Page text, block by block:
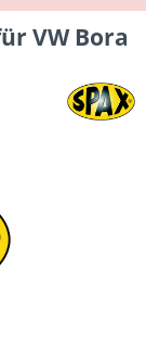
VW Bora